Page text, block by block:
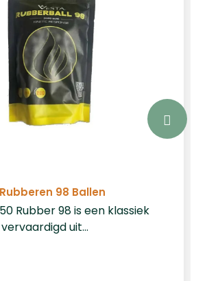
98 Ballen
Rubber 98 is een klassiek
uit